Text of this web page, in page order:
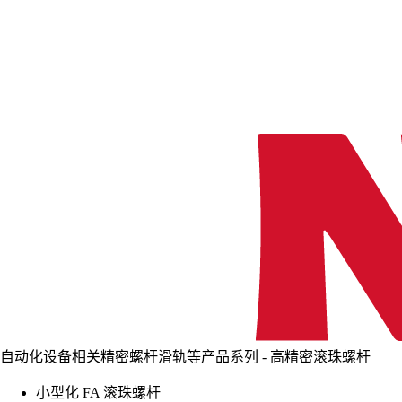
自动化设备相关精密螺杆滑轨等产品系列 - 高精密滚珠螺杆
小型化 FA 滚珠螺杆